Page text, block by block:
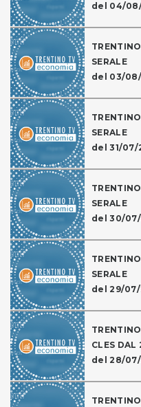
del 04/
SERALE
del 03/
SERALE
del 31/07/
SERALE
del 30/
SERALE
del 29/
CLES
del 28/